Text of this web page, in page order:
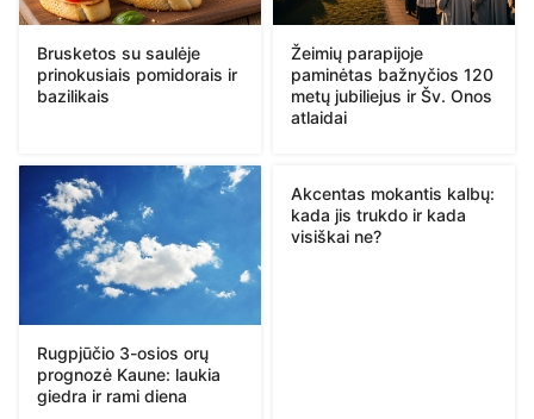
Brusketos su saulėje
prinokusiais pomidorais ir
bazilikais
Žeimių parapijoje
paminėtas bažnyčios 120
metų jubiliejus ir Šv. Onos
atlaidai
Rugpjūčio 3-osios orų
prognozė Kaune: laukia
giedra ir rami diena
Akcentas mokantis kalbų:
kada jis trukdo ir kada
visiškai ne?